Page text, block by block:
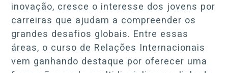
inovação, cresce o interesse dos jovens por
carreiras que ajudam a compreender os
grandes desafios globais. Entre essas
áreas, o curso de Relações Internacionais
vem ganhando destaque por oferecer uma